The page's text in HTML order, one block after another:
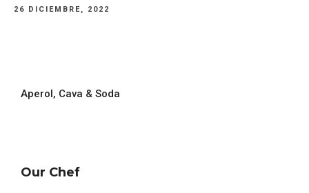
26 DICIEMBRE, 2022
Aperol, Cava & Soda
Our Chef